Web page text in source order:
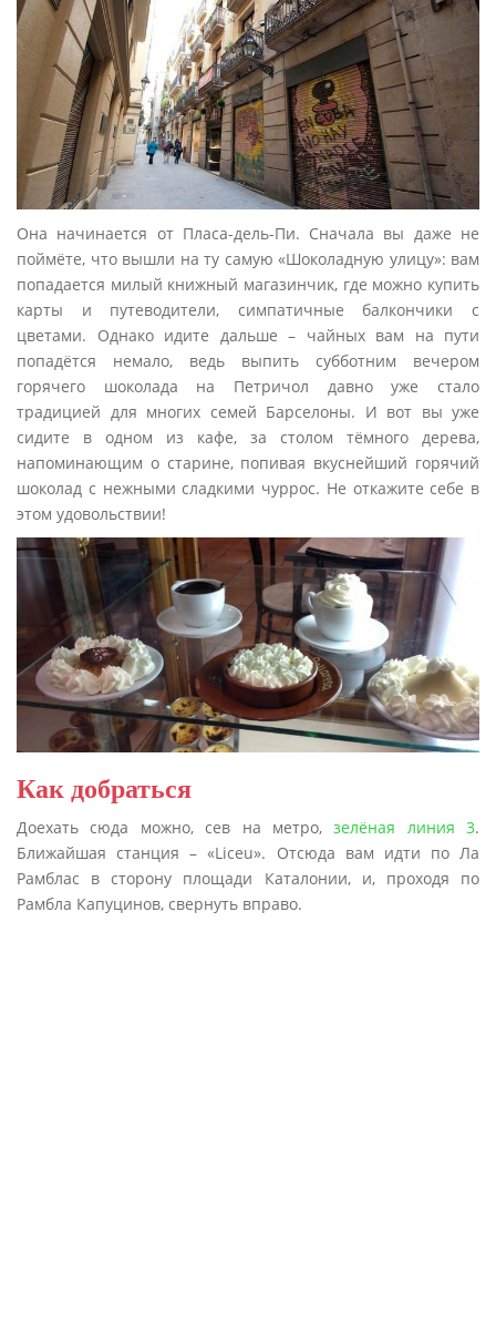
Она начинается от Пласа-дель-Пи. Сначала вы даже не
поймёте, что вышли на ту самую «Шоколадную улицу»: вам
попадается милый книжный магазинчик, где можно купить
карты и путеводители, симпатичные балкончики с
цветами. Однако идите дальше – чайных вам на пути
попадётся немало, ведь выпить субботним вечером
горячего шоколада на Петричол давно уже стало
традицией для многих семей Барселоны. И вот вы уже
сидите в одном из кафе, за столом тёмного дерева,
напоминающим о старине, попивая вкуснейший горячий
шоколад с нежными сладкими чуррос. Не откажите себе в
этом удовольствии!
Как добраться
Доехать сюда можно, сев на метро,зелёная линия 3.
Ближайшая станция – «Liceu». Отсюда вам идти по Ла
Рамблас в сторону площади Каталонии, и, проходя по
Рамбла Капуцинов, свернуть вправо.